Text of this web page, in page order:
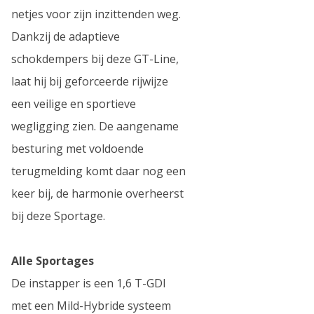
netjes voor zijn inzittenden weg.
Dankzij de adaptieve
schokdempers bij deze GT-Line,
laat hij bij geforceerde rijwijze
een veilige en sportieve
wegligging zien. De aangename
besturing met voldoende
terugmelding komt daar nog een
keer bij, de harmonie overheerst
bij deze Sportage.
Alle Sportages
De instapper is een 1,6 T-GDI
met een Mild-Hybride systeem